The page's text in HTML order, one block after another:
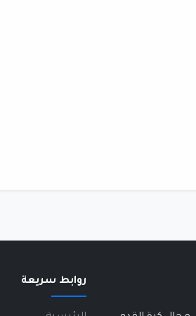
روابط سريعة